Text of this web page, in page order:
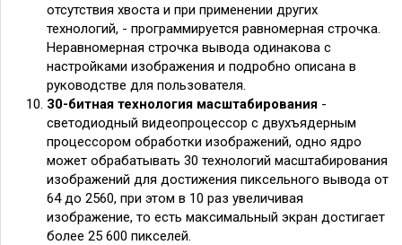
отсутствия хвоста и при применении других
технологий, - программируется равномерная строчка.
Неравномерная строчка вывода одинакова с
настройками изображения и подробно описана в
руководстве для пользователя.
30-битная технология масштабирования -
светодиодный видеопроцессор с двухъядерным
процессором обработки изображений, одно ядро
может обрабатывать 30 технологий масштабирования
изображений для достижения пиксельного вывода от
64 до 2560, при этом в 10 раз увеличивая
изображение, то есть максимальный экран достигает
более 25 600 пикселей.